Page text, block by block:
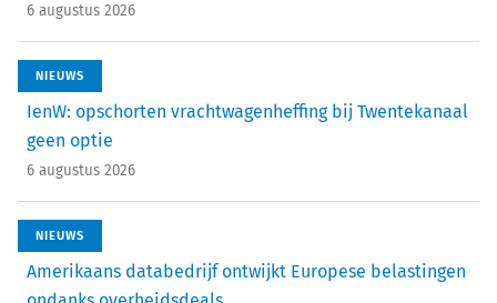
6 augustus 2026
NIEUWS
IenW: opschorten vrachtwagenheffing bij Twentekanaal
geen optie
6 augustus 2026
NIEUWS
Amerikaans databedrijf ontwijkt Europese belastingen